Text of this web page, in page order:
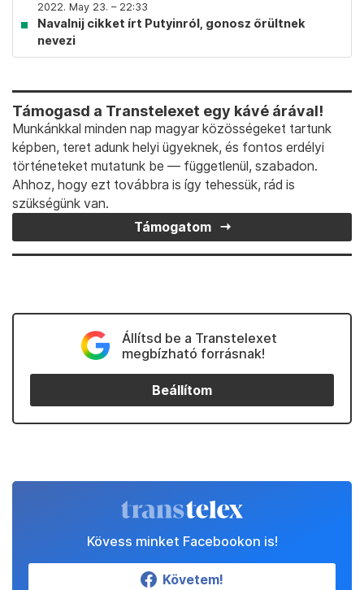
2022. May 23. – 22:33
Navalnij cikket írt Putyinról, gonosz őrültnek
nevezi
Támogasd a Transtelexet egy kávé árával!
Munkánkkal minden nap magyar közösségeket tartunk
képben, teret adunk helyi ügyeknek, és fontos erdélyi
történeteket mutatunk be — függetlenül, szabadon.
Ahhoz, hogy ezt továbbra is így tehessük, rád is
szükségünk van.
Támogatom
Állítsd be a Transtelexet
megbízható forrásnak!
Beállítom
Kövess minket Facebookon is!
Követem!